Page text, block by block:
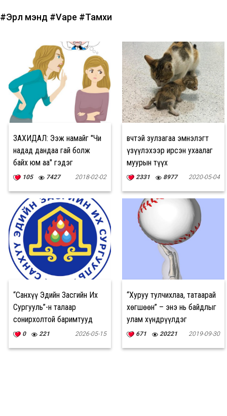
#Эрүүл мэнд #Vape #Тамхи
ЗАХИДАЛ: Ээж намайг "Чи
надад дандаа гай болж
байх юм аа" гэдэг
105 7427 2018-02-02
Өвчтэй зулзагаа эмнэлэгт
үзүүлэхээр ирсэн ухаалаг
муурын түүх
2331 8977 2020-05-04
“Санхүү Эдийн Засгийн Их
Сургууль”-н талаар
сонирхолтой баримтууд
0 221 2026-05-15
“Хуруу тулчихлаа, татаарай
хөгшөөн” – энэ нь байдлыг
улам хүндрүүлдэг
671 20221 2019-09-30